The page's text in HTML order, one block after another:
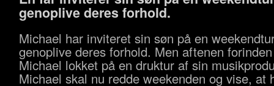
genoplive deres forhold.
Michael har inviteret sin søn på en
genoplive deres forhold. Men aftenen
Michael lokket på en druktur af sin
Michael skal nu redde weekenden og vise, at